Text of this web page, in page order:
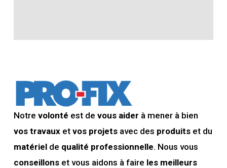
Notre volonté est de vous aider à mener à bien
vos travauxet vos projetsavec des produitset du
matérielde qualité professionnelle. Nous vous
conseillonset vous aidons à faire les meilleurs